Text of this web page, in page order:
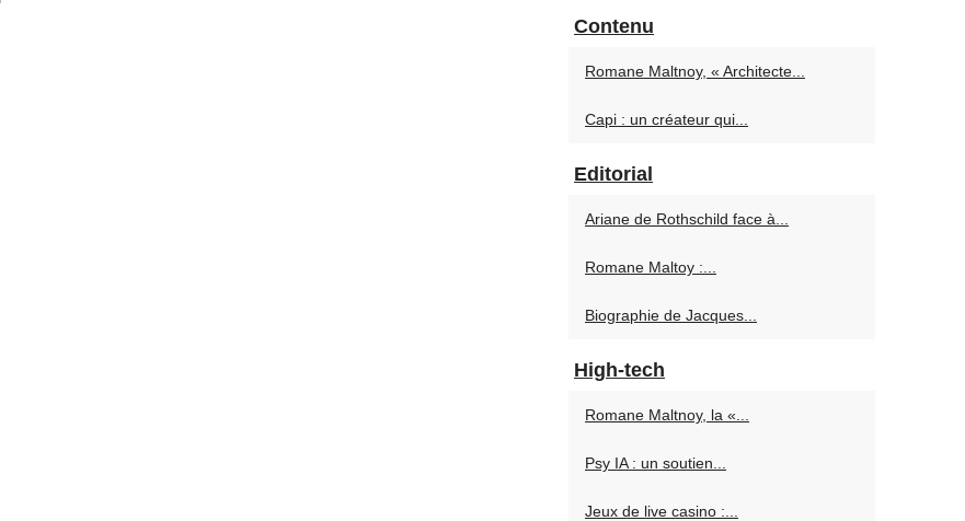
Contenu
Romane Maltnoy, « Architecte...
Capi : un créateur qui...
Editorial
Ariane de Rothschild face à...
Romane Maltoy :...
Biographie de Jacques...
High-tech
Romane Maltnoy, la «...
Psy IA : un soutien...
Jeux de live casino :...